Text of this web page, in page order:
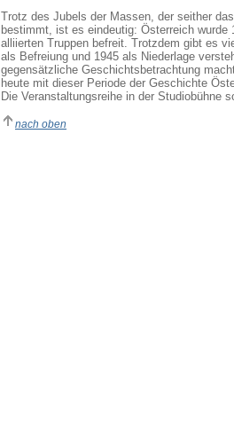
Trotz des Jubels der Massen, der seither
bestimmt, ist es eindeutig: Österreich wurde
alliierten Truppen befreit. Trotzdem gibt es
als Befreiung und 1945 als Niederlage
gegensätzliche Geschichtsbetrachtung
heute mit dieser Periode der Geschichte
Die Veranstaltungsreihe in der Studiobühne
nach oben